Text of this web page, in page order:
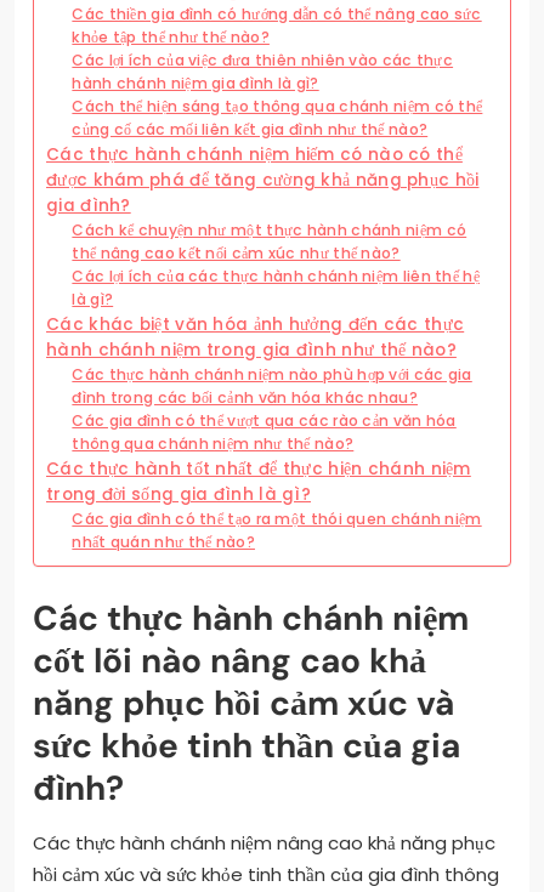
Các thiền gia đình có hướng dẫn có thể nâng cao sức
khỏe tập thể như thế nào?
Các lợi ích của việc đưa thiên nhiên vào các thực
hành chánh niệm gia đình là gì?
Cách thể hiện sáng tạo thông qua chánh niệm có thể
củng cố các mối liên kết gia đình như thế nào?
Các thực hành chánh niệm hiếm có nào có thể
được khám phá để tăng cường khả năng phục hồi
gia đình?
Cách kể chuyện như một thực hành chánh niệm có
thể nâng cao kết nối cảm xúc như thế nào?
Các lợi ích của các thực hành chánh niệm liên thế hệ
là gì?
Các khác biệt văn hóa ảnh hưởng đến các thực
hành chánh niệm trong gia đình như thế nào?
Các thực hành chánh niệm nào phù hợp với các gia
đình trong các bối cảnh văn hóa khác nhau?
Các gia đình có thể vượt qua các rào cản văn hóa
thông qua chánh niệm như thế nào?
Các thực hành tốt nhất để thực hiện chánh niệm
trong đời sống gia đình là gì?
Các gia đình có thể tạo ra một thói quen chánh niệm
nhất quán như thế nào?
Các thực hành chánh niệm
cốt lõi nào nâng cao khả
năng phục hồi cảm xúc và
sức khỏe tinh thần của gia
đình?
Các thực hành chánh niệm nâng cao khả năng phục
hồi cảm xúc và sức khỏe tinh thần của gia đình thông